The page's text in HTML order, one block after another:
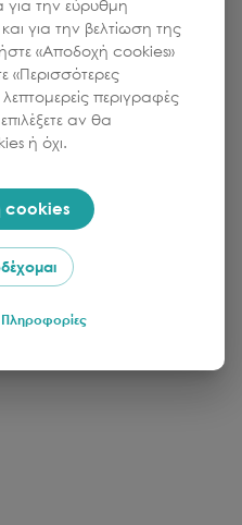
24 ώρες
για την εύρυθμη
για την βελτίωση της
«Αποδοχή cookies»
«Περισσότερες
περιγραφές
αν θα
ή όχι.
cookies
Πληροφορίες